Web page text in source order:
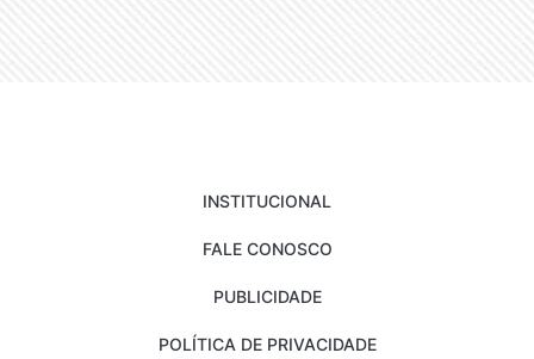
INSTITUCIONAL
FALE CONOSCO
PUBLICIDADE
POLÍTICA DE PRIVACIDADE